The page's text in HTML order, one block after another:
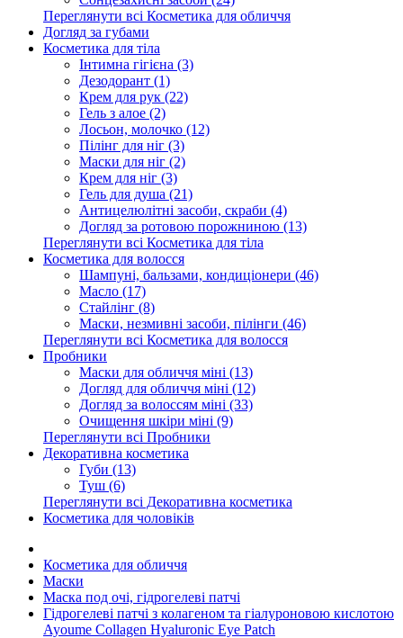
Переглянути всі Косметика для обличчя
Догляд за губами
Косметика для тіла
Інтимна гігієна (3)
Дезодорант (1)
Крем для рук (22)
Гель з алое (2)
Лосьон, молочко (12)
Пілінг для ніг (3)
Маски для ніг (2)
Крем для ніг (3)
Гель для душа (21)
Антицелюлітні засоби, скраби (4)
Догляд за ротовою порожниною (13)
Переглянути всі Косметика для тіла
Косметика для волосся
Шампуні, бальзами, кондиціонери (46)
Масло (17)
Стайлінг (8)
Маски, незмивні засоби, пілінги (46)
Переглянути всі Косметика для волосся
Пробники
Маски для обличчя міні (13)
Догляд для обличчя міні (12)
Догляд за волоссям міні (33)
Очищення шкіри міні (9)
Переглянути всі Пробники
Декоративна косметика
Губи (13)
Туш (6)
Переглянути всі Декоративна косметика
Косметика для чоловіків
Косметика для обличчя
Маски
Маска под очі, гідрогелеві патчі
Гідрогелеві патчі з колагеном та гіалуроновою кислотою
Ayoume Collagen Hyaluronic Eye Patch